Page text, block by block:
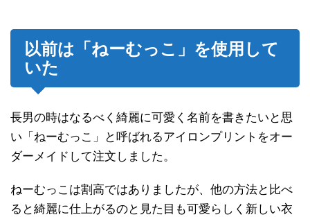
以前は「ねーむっこ」を使用して
いた
長男の時はなるべく綺麗に可愛く名前を書きたいと思
い「ねーむっこ」と呼ばれるアイロンプリントをオー
ダーメイドして注文しました。
ねーむっこは割高ではありましたが、他の方法と比べ
ると綺麗に仕上がるのと見た目も可愛らしく新しい衣